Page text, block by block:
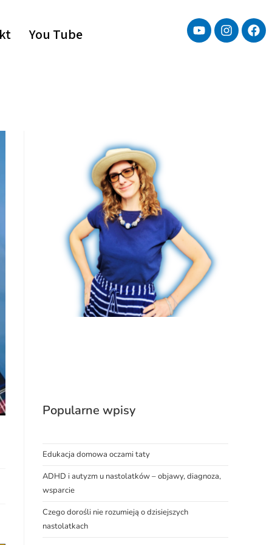
You Tube
Popularne wpisy
Edukacja domowa oczami taty
ADHD i autyzm u nastolatków – objawy, diagnoza,
wsparcie
Czego dorośli nie rozumieją o dzisiejszych
nastolatkach